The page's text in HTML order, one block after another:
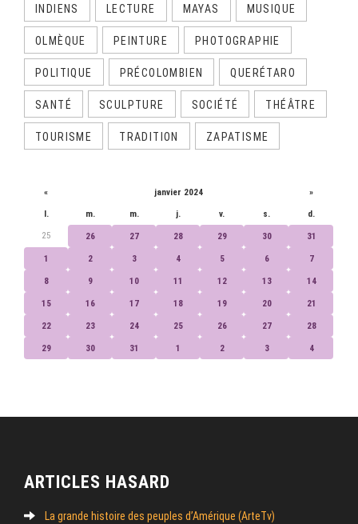
INDIENS LECTURE MAYAS MUSIQUE
OLMÈQUE PEINTURE PHOTOGRAPHIE
POLITIQUE PRÉCOLOMBIEN QUERÉTARO
SANTÉ SCULPTURE SOCIÉTÉ THÉÂTRE
TOURISME TRADITION ZAPATISME
« janvier 2024 »
l. m. m. j. v. s. d.
25 26 27 28 29 30 31
1 2 3 4 5 6 7
8 9 10 11 12 13 14
15 16 17 18 19 20 21
22 23 24 25 26 27 28
29 30 31 1 2 3 4
ARTICLES HASARD
La grande histoire des peuples d’Amérique (ArteTv)